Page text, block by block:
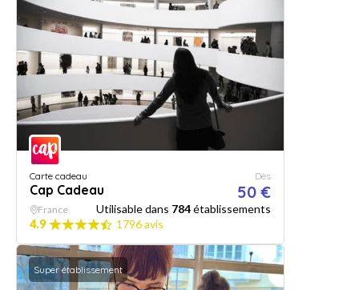
Carte cadeau
Cap Cadeau
Dès
50 €
France Utilisable dans 784établissements
4.9
1796 avis
Super établissement